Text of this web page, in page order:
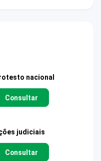
nacional
Consultar
judiciais
Consultar